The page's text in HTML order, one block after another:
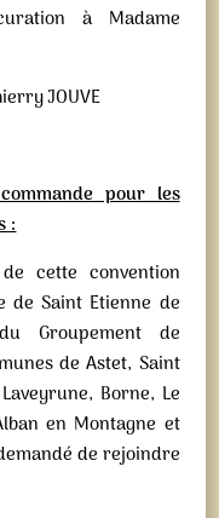
à Madame
JOUVE
pour les
:
cette convention
de Saint Etienne de
Groupement de
de Astet, Saint
Borne, Le
en Montagne et
de rejoindre